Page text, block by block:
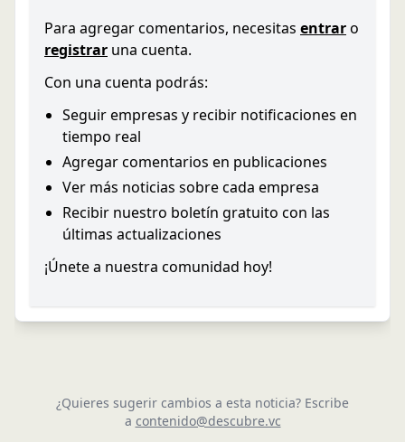
Para agregar comentarios, necesitas entraro
registrar una cuenta.
Con una cuenta podrás:
Seguir empresas y recibir notificaciones en
tiempo real
Agregar comentarios en publicaciones
Ver más noticias sobre cada empresa
Recibir nuestro boletín gratuito con las
últimas actualizaciones
¡Únete a nuestra comunidad hoy!
¿Quieres sugerir cambios a esta noticia? Escribe
a contenido@descubre.vc